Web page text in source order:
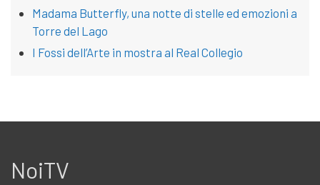
Madama Butterfly, una notte di stelle ed emozioni a
Torre del Lago
I Fossi dell’Arte in mostra al Real Collegio
NoiTV